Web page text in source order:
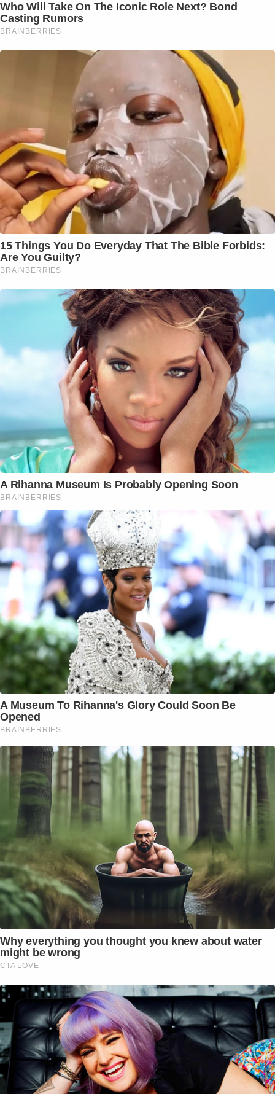
Who Will Take On The Iconic Role Next? Bond
Casting Rumors
BRAINBERRIES
15 Things You Do Everyday That The Bible Forbids:
Are You Guilty?
BRAINBERRIES
A Rihanna Museum Is Probably Opening Soon
BRAINBERRIES
A Museum To Rihanna's Glory Could Soon Be
Opened
BRAINBERRIES
Why everything you thought you knew about water
might be wrong
CTA LOVE